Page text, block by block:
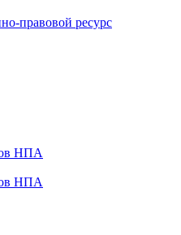
правовой ресурс
НПА
НПА